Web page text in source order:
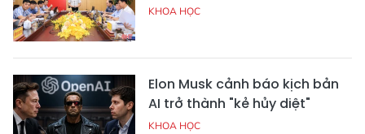
KHOA HỌC
Elon Musk cảnh báo kịch bản
AI trở thành "kẻ hủy diệt"
KHOA HỌC